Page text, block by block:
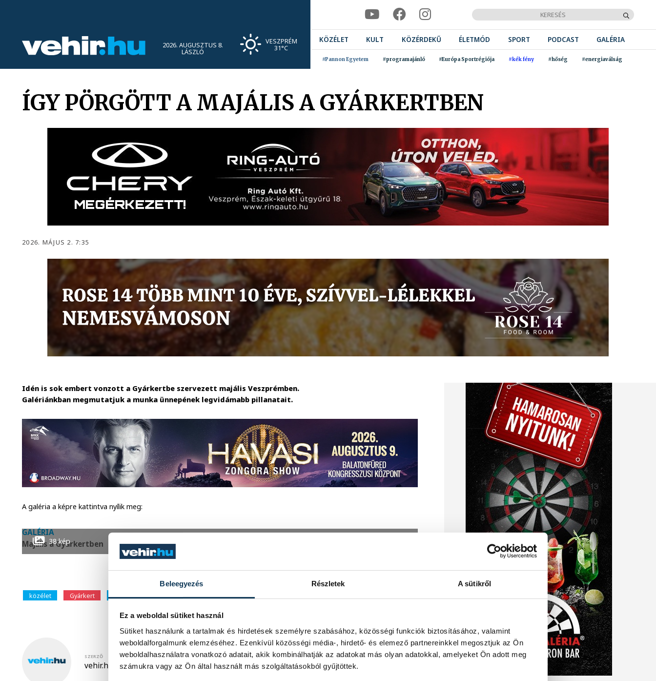
Beleegyezés Részletek A sütikről
Ez a weboldal sütiket használ
Sütiket használunk a tartalmak és hirdetések személyre szabásához, közösségi funkciók biztosításához, valamint
weboldalforgalmunk elemzéséhez. Ezenkívül közösségi média-, hirdető- és elemező partnereinkkel megosztjuk az Ön
weboldalhasználatra vonatkozó adatait, akik kombinálhatják az adatokat más olyan adatokkal, amelyeket Ön adott meg
számukra vagy az Ön által használt más szolgáltatásokból gyűjtöttek.
2026. AUGUSZTUS 8.
LÁSZLÓ
VESZPRÉM
31°C
KÖZÉLET KULT KÖZÉRDEKŰ ÉLETMÓD SPORT PODCAST GALÉRIA
#Pannon Egyetem #programajánló #Európa Sportrégiója #kék fény #hőség #energiaválság
ÍGY PÖRGÖTT A MAJÁLIS A GYÁRKERTBEN
2026. MÁJUS 2. 7:35
Idén is sok embert vonzott a Gyárkertbe szervezett majális Veszprémben.
Galériánkban megmutatjuk a munka ünnepének legvidámabb pillanatait.
A galéria a képre kattintva nyílik meg:
GALÉRIA
Majális a Gyárkertben
38 kép
közélet Gyárkert majális
SZERZŐ
vehir.hu
FOTÓS
Domján Attila